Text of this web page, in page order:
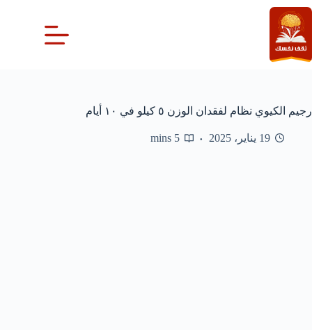
التجاوز
إلى
المحتوى
رجيم الكيوي نظام لفقدان الوزن ٥ كيلو في ١٠ أيام
19 يناير، 2025 5 mins